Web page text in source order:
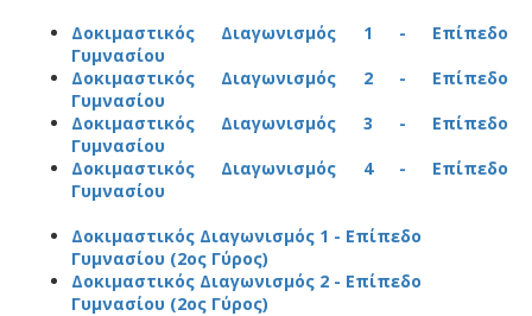
Δοκιμαστικός Διαγωνισμός 1 - Επίπεδο
Γυμνασίου
Δοκιμαστικός Διαγωνισμός 2 - Επίπεδο
Γυμνασίου
Δοκιμαστικός Διαγωνισμός 3 - Επίπεδο
Γυμνασίου
Δοκιμαστικός Διαγωνισμός 4 - Επίπεδο
Γυμνασίου
Δοκιμαστικός Διαγωνισμός 1 - Επίπεδο
Γυμνασίου (2ος Γύρος)
Δοκιμαστικός Διαγωνισμός 2 - Επίπεδο
Γυμνασίου (2ος Γύρος)